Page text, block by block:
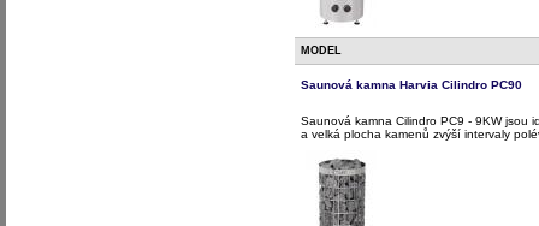
MODEL
Saunová kamna Harvia Cilindro PC90
Saunová kamna Cilindro PC9 - 9KW jsou
a velká plocha kamenů zvýší intervaly